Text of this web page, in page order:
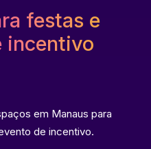
festas e
incentivo
em Manaus para
de incentivo.